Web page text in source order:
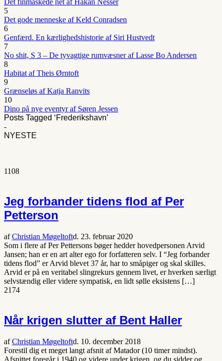
Det finmaskede net af Håkan Nesser
5
Det gode menneske af Keld Conradsen
6
Genfærd. En kærlighedshistorie af Siri Hustvedt
7
No shit, S 3 – De tyvagtige rumvæsner af Lasse Bo Andersen
8
Habitat af Theis Ørntoft
9
Grænseløs af Katja Ranvits
10
Dino på nye eventyr af Søren Jessen
Posts Tagged ‘Frederikshavn’
-
NYESTE
1108
Jeg forbander tidens flod af Per
Petterson
afChristian Møgeltoftd. 23. februar 2020
Som i flere af Per Pettersons bøger hedder hovedpersonen Arvid
Jansen; han er en art alter ego for forfatteren selv. I “Jeg forbander
tidens flod” er Arvid blevet 37 år, har to småpiger og skal skilles.
Arvid er på en veritabel slingrekurs gennem livet, er hverken særligt
selvstændig eller videre sympatisk, en lidt sølle eksistens […]
2174
Når krigen slutter af Bent Haller
afChristian Møgeltoftd. 10. december 2018
Forestil dig et meget langt afsnit af Matador (10 timer mindst).
Afsnittet foregår i 1940 og videre under krigen, og du sidder og